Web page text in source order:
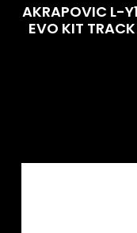
AKRAPOVIC L-
EVO KIT